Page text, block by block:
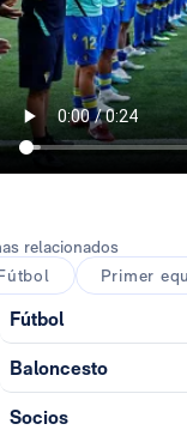
relacionados
Primer
Fútbol
Baloncesto
Socios